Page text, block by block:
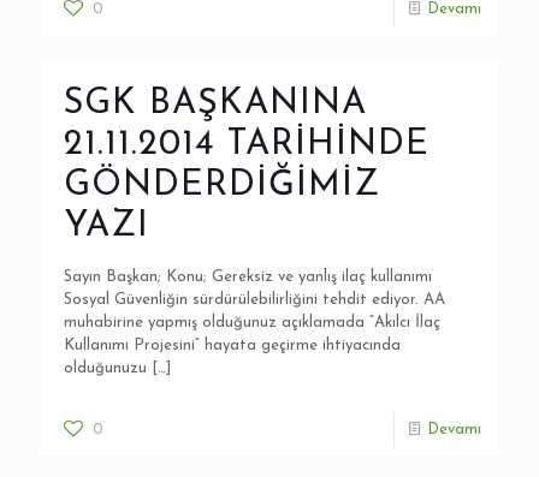
0 Devamı
SGK BAŞKANINA
21.11.2014 TARİHİNDE
GÖNDERDİĞİMİZ
YAZI
Sayın Başkan; Konu; Gereksiz ve yanlış ilaç kullanımı
Sosyal Güvenliğin sürdürülebilirliğini tehdit ediyor. AA
muhabirine yapmış olduğunuz açıklamada “Akılcı İlaç
Kullanımı Projesini” hayata geçirme ihtiyacında
olduğunuzu […]
0 Devamı